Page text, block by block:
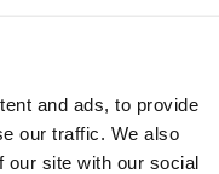
and ads, to provide
our traffic. We also
our site with our social
En la barra hay buen
W2 2AF, UK